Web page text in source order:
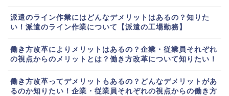
派遣のライン作業にはどんなデメリットはあるの？知りた
い！派遣のライン作業について【派遣の工場勤務】
働き方改革によりメリットはあるの？企業・従業員それぞれ
の視点からのメリットとは？働き方改革について知りたい！
働き方改革ってデメリットもあるの？どんなデメリットがあ
るのか知りたい！企業・従業員それぞれの視点からの働き方